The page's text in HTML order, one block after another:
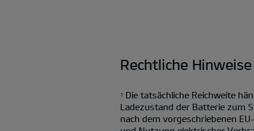
Rechtliche Hinweise
1
Die tatsächliche Reichweite
Ladezustand der Batterie zum
nach dem vorgeschriebenen